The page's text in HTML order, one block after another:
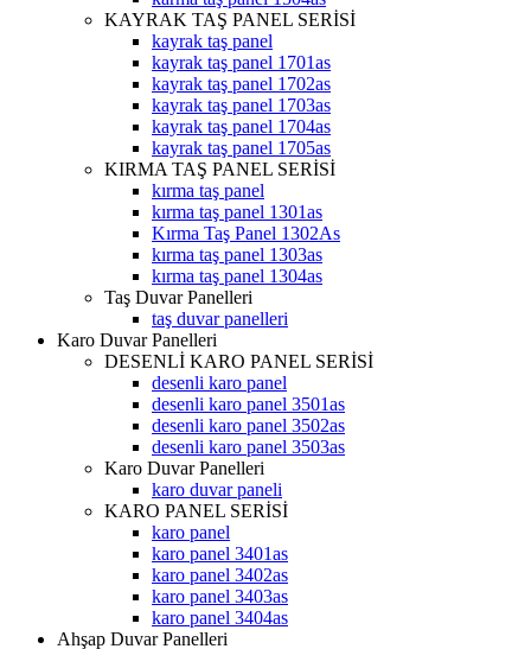
KAYRAK TAŞ PANEL SERİSİ
kayrak taş panel
kayrak taş panel 1701as
kayrak taş panel 1702as
kayrak taş panel 1703as
kayrak taş panel 1704as
kayrak taş panel 1705as
KIRMA TAŞ PANEL SERİSİ
kırma taş panel
kırma taş panel 1301as
Kırma Taş Panel 1302As
kırma taş panel 1303as
kırma taş panel 1304as
Taş Duvar Panelleri
taş duvar panelleri
Karo Duvar Panelleri
DESENLİ KARO PANEL SERİSİ
desenli karo panel
desenli karo panel 3501as
desenli karo panel 3502as
desenli karo panel 3503as
Karo Duvar Panelleri
karo duvar paneli
KARO PANEL SERİSİ
karo panel
karo panel 3401as
karo panel 3402as
karo panel 3403as
karo panel 3404as
Ahşap Duvar Panelleri